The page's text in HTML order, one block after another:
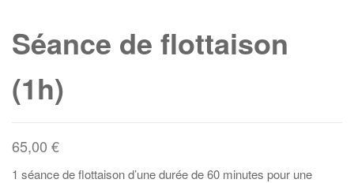
Séance de flottaison
(1h)
65,00 €
1 séance de flottaison d’une durée de 60 minutes pour une